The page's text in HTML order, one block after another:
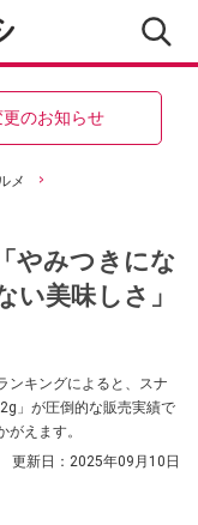
のお知らせ
メ
やみつきにな
い美味しさ」
ンキングによると、スナ
」が圧倒的な販売実績で
えます。
更新日： 2025年09月10日